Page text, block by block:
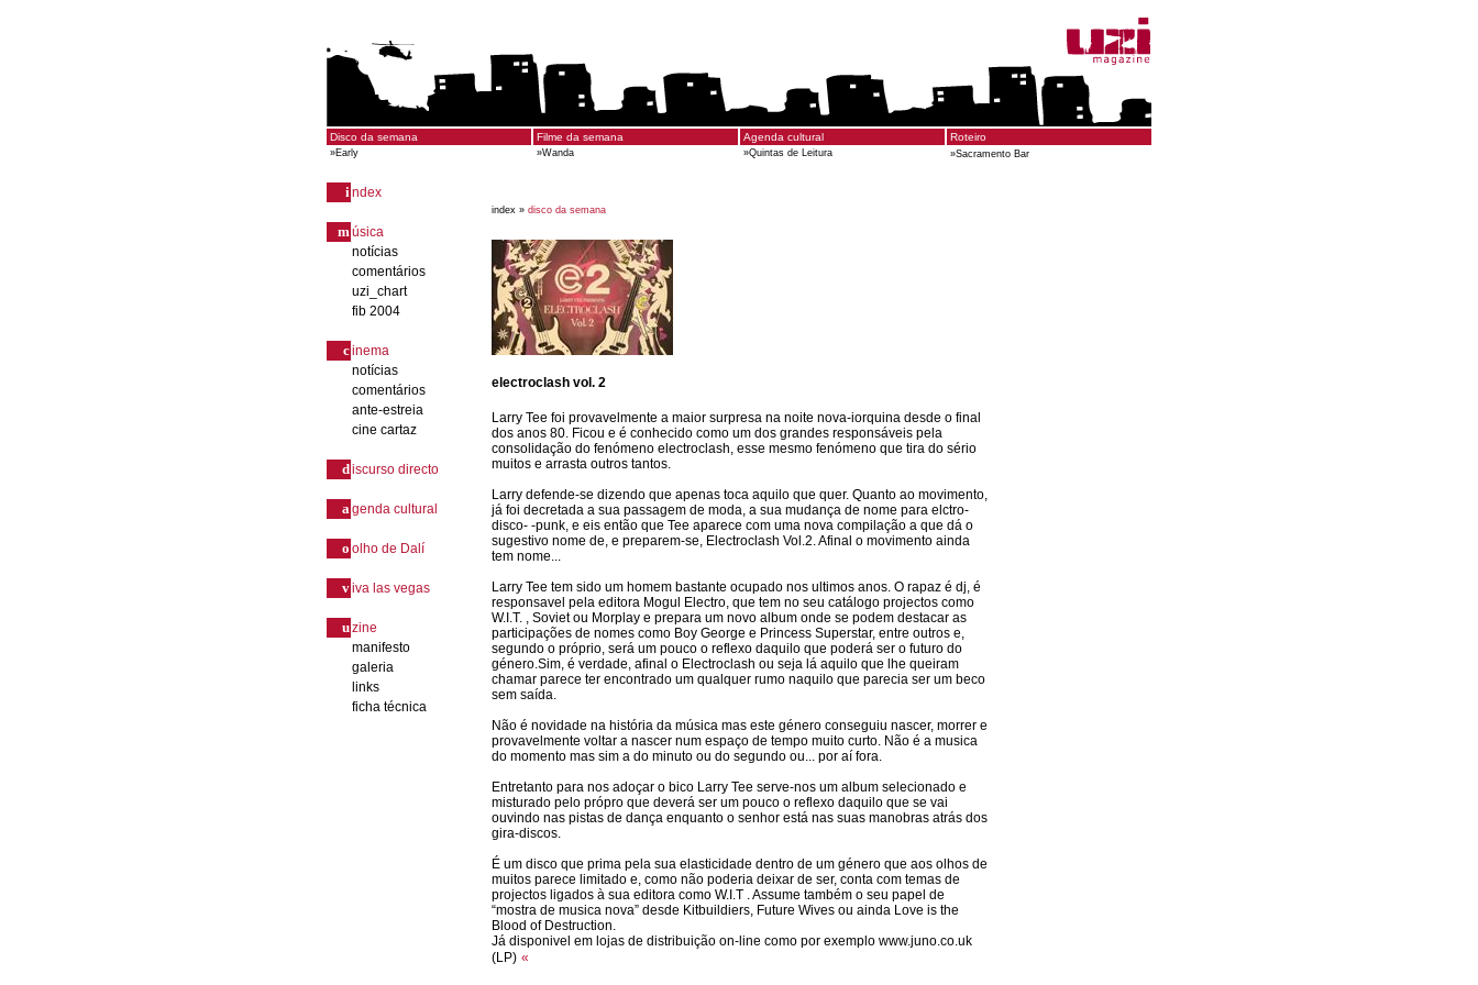
Disco da semana Filme da semana Agenda cultural Roteiro
»Early »Wanda »Quintas de Leitura »Sacramento Bar
index
música
notícias
comentários
uzi_chart
fib 2004
cinema
notícias
comentários
ante-estreia
cine cartaz
discurso directo
agenda cultural
o olho de Dalí
viva las vegas
uzine
manifesto
galeria
links
ficha técnica
index » disco da semana
electroclash vol. 2
Larry Tee foi provavelmente a maior surpresa na noite nova-iorquina desde o final
dos anos 80. Ficou e é conhecido como um dos grandes responsáveis pela
consolidação do fenómeno electroclash, esse mesmo fenómeno que tira do sério
muitos e arrasta outros tantos.
Larry defende-se dizendo que apenas toca aquilo que quer. Quanto ao movimento,
já foi decretada a sua passagem de moda, a sua mudança de nome para elctro-
disco- -punk, e eis então que Tee aparece com uma nova compilação a que dá o
sugestivo nome de, e preparem-se, Electroclash Vol.2. Afinal o movimento ainda
tem nome...
Larry Tee tem sido um homem bastante ocupado nos ultimos anos. O rapaz é dj, é
responsavel pela editora Mogul Electro, que tem no seu catálogo projectos como
W.I.T. , Soviet ou Morplay e prepara um novo album onde se podem destacar as
participações de nomes como Boy George e Princess Superstar, entre outros e,
segundo o próprio, será um pouco o reflexo daquilo que poderá ser o futuro do
género.Sim, é verdade, afinal o Electroclash ou seja lá aquilo que lhe queiram
chamar parece ter encontrado um qualquer rumo naquilo que parecia ser um beco
sem saída.
Não é novidade na história da música mas este género conseguiu nascer, morrer e
provavelmente voltar a nascer num espaço de tempo muito curto. Não é a musica
do momento mas sim a do minuto ou do segundo ou... por aí fora.
Entretanto para nos adoçar o bico Larry Tee serve-nos um album selecionado e
misturado pelo própro que deverá ser um pouco o reflexo daquilo que se vai
ouvindo nas pistas de dança enquanto o senhor está nas suas manobras atrás dos
gira-discos.
É um disco que prima pela sua elasticidade dentro de um género que aos olhos de
muitos parece limitado e, como não poderia deixar de ser, conta com temas de
projectos ligados à sua editora como W.I.T . Assume também o seu papel de
“mostra de musica nova” desde Kitbuildiers, Future Wives ou ainda Love is the
Blood of Destruction.
Já disponivel em lojas de distribuição on-line como por exemplo www.juno.co.uk
(LP) «